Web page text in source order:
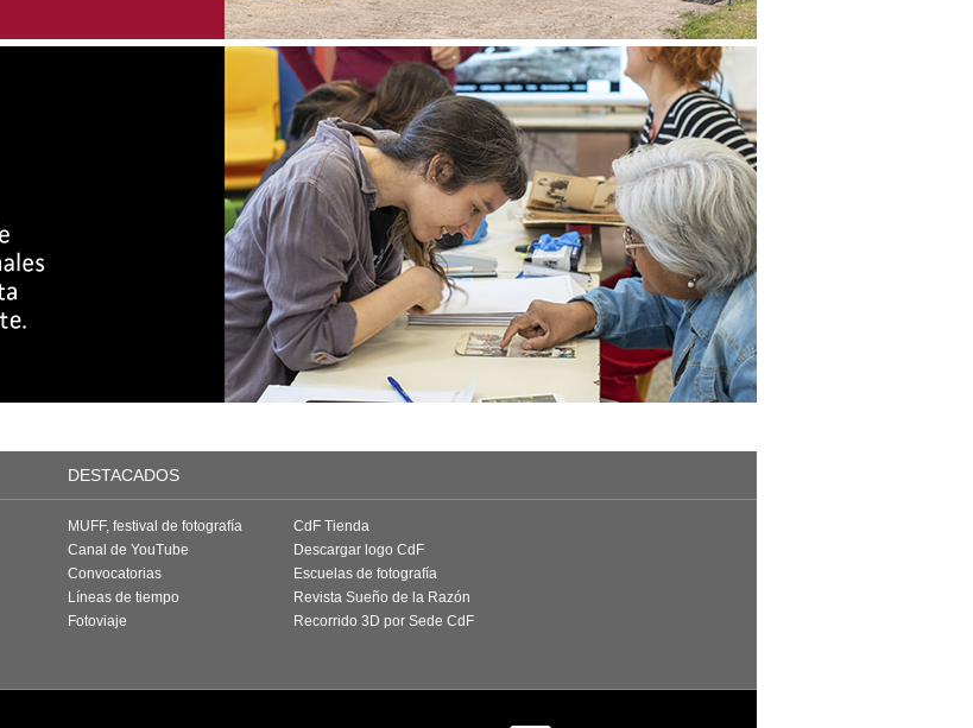
DESTACADOS
MUFF, festival de fotografía
Canal de YouTube
Convocatorias
Líneas de tiempo
Fotoviaje
CdF Tienda
Descargar logo CdF
Escuelas de fotografía
Revista Sueño de la Razón
Recorrido 3D por Sede CdF